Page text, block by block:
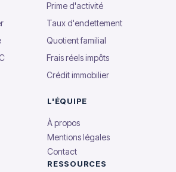
Prime d'activité
Taux d'endettement
Quotient familial
Frais réels impôts
Crédit immobilier
L'ÉQUIPE
À propos
Mentions légales
Contact
RESSOURCES